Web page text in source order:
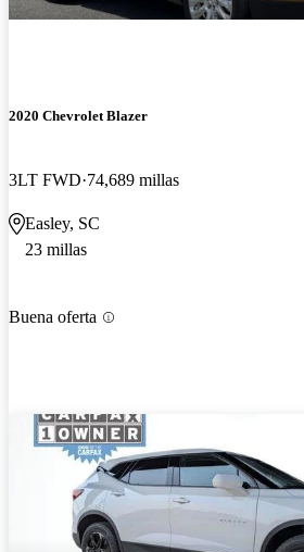
2020 Chevrolet Blazer
3LT FWD 74,689 millas
Easley, SC
23 millas
Buena oferta